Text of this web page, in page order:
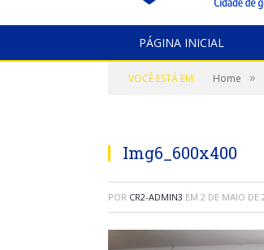
PÁGINA INICIAL
VOCÊ ESTÁ EM: Home »
Img6_600x400
POR CR2-ADMIN3 EM 2 DE MAIO DE